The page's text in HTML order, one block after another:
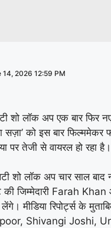
14, 2026 12:59 PM
शो लॉक अप एक बार फिर
को इस बार फिल्ममेकर
पर तेजी से वायरल हो रहा है।
शो लॉक अप चार साल
की जिम्मेदारी Farah
मीडिया रिपोर्ट्स के
Shivangi Joshi,